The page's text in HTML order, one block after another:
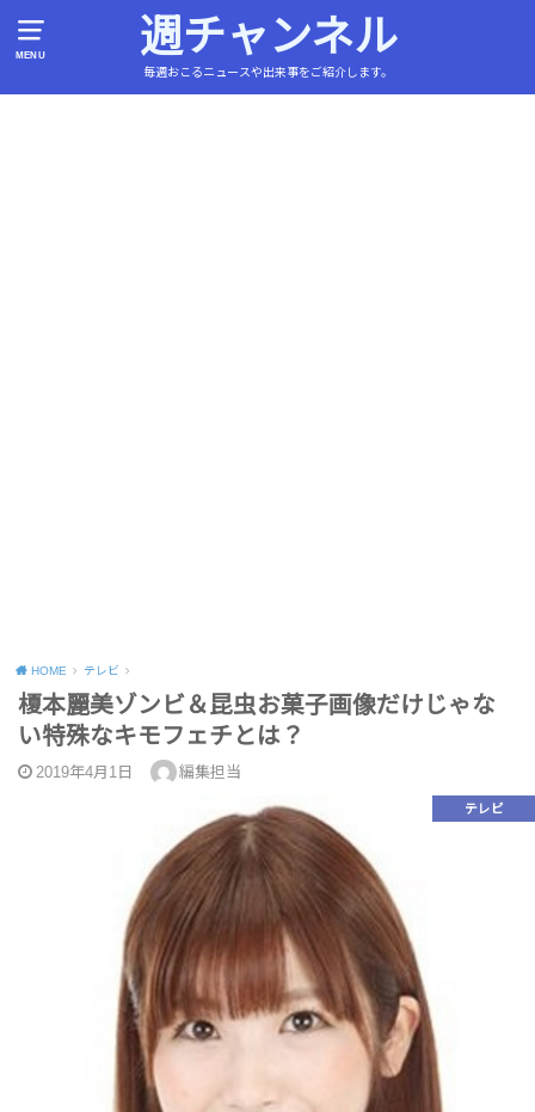
MENU 週チャンネル
毎週おこるニュースや出来事をご紹介します。
HOME テレビ
榎本麗美ゾンビ＆昆虫お菓子画像だけじゃな
い特殊なキモフェチとは？
2019年4月1日 編集担当
テレビ